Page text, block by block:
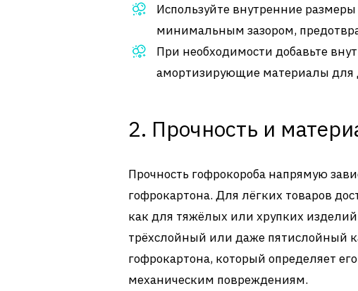
Используйте внутренние
минимальным зазором,
При необходимости добавьте
амортизирующие материалы для
2. Прочность и
Прочность гофрокороба напрямую
гофрокартона. Для лёгких товаров
как для тяжёлых или хрупких
трёхслойный или даже пятислойный
гофрокартона, который определяет
механическим повреждениям.